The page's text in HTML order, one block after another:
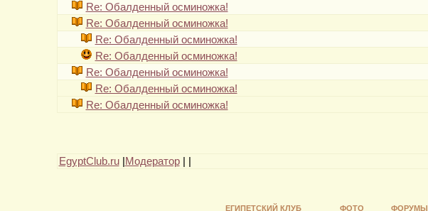
Re: Обалденный осминожка!
Re: Обалденный осминожка!
Re: Обалденный осминожка!
Re: Обалденный осминожка!
Re: Обалденный осминожка!
Re: Обалденный осминожка!
Re: Обалденный осминожка!
EgyptClub.ru| Модератор|
ЕГИПЕТСКИЙ КЛУБ ФОТО ФОРУМЫ